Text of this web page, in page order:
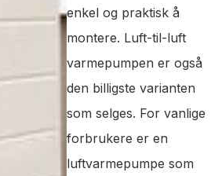
enkel og praktisk å
montere. Luft-til-luft
varmepumpen er også
den billigste varianten
som selges. For vanlige
forbrukere er en
luftvarmepumpe som